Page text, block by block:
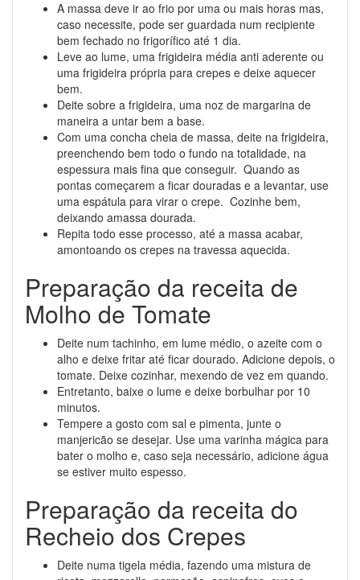
A massa deve ir ao frio por uma ou mais horas mas,
caso necessite, pode ser guardada num recipiente
bem fechado no frigorífico até 1 dia.
Leve ao lume, uma frigideira média anti aderente ou
uma frigideira própria para crepes e deixe aquecer
bem.
Deite sobre a frigideira, uma noz de margarina de
maneira a untar bem a base.
Com uma concha cheia de massa, deite na frigideira,
preenchendo bem todo o fundo na totalidade, na
espessura mais fina que conseguir. Quando as
pontas começarem a ficar douradas e a levantar, use
uma espátula para virar o crepe. Cozinhe bem,
deixando amassa dourada.
Repita todo esse processo, até a massa acabar,
amontoando os crepes na travessa aquecida.
Preparação da receita de
Molho de Tomate
Deite num tachinho, em lume médio, o azeite com o
alho e deixe fritar até ficar dourado. Adicione depois, o
tomate. Deixe cozinhar, mexendo de vez em quando.
Entretanto, baixe o lume e deixe borbulhar por 10
minutos.
Tempere a gosto com sal e pimenta, junte o
manjericão se desejar. Use uma varinha mágica para
bater o molho e, caso seja necessário, adicione água
se estiver muito espesso.
Preparação da receita do
Recheio dos Crepes
Deite numa tigela média, fazendo uma mistura de